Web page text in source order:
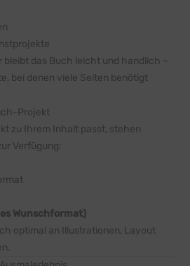
bleibt das Buch leicht und handlich –
bei denen viele Seiten benötigt
Projekt
zu Ihrem Inhalt passt, stehen
Verfügung:
Wunschformat)
optimal an Illustrationen, Layout